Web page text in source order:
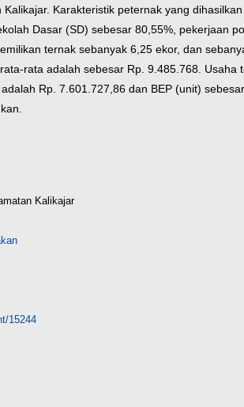
Karakteristik peternak yang
Dasar (SD) sebesar 80,55%, pekerjaan
ternak sebanyak 6,25 ekor, dan
rata adalah sebesar Rp. 9.485.768. Usaha
Rp. 7.601.727,86 dan BEP (unit)
Kalikajar
15244